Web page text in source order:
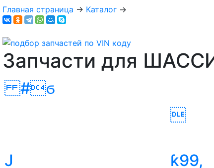
Главная страница → Каталог →
Запчасти для
#ϭ

J ƙ99,